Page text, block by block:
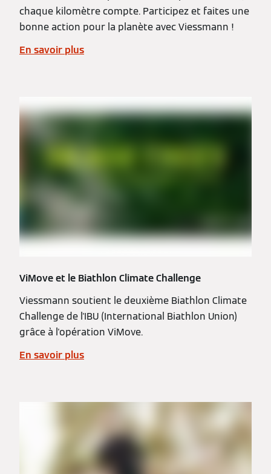
chaque kilomètre compte. Participez et faites une
bonne action pour la planète avec Viessmann !
En savoir plus
ViMove et le Biathlon Climate Challenge
Viessmann soutient le deuxième Biathlon Climate
Challenge de l'IBU (International Biathlon Union)
grâce à l'opération ViMove.
En savoir plus